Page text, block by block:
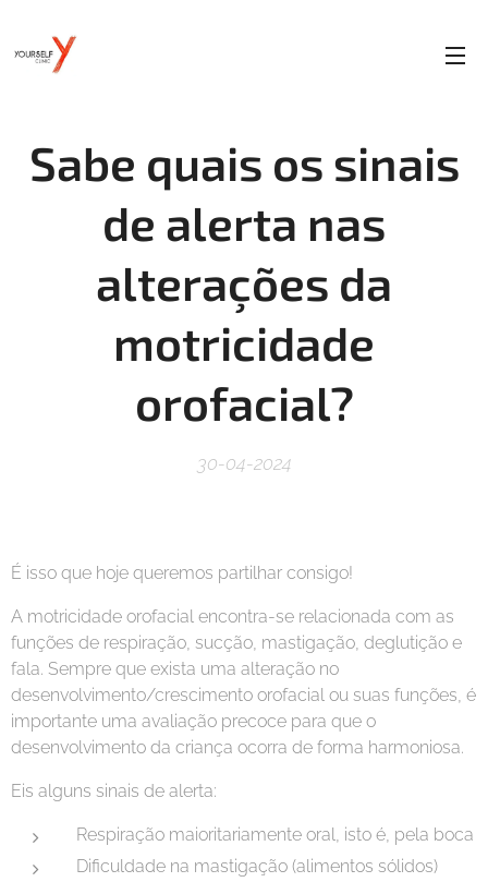
Sabe quais os sinais
de alerta nas
alterações da
motricidade
orofacial?
30-04-2024
É isso que hoje queremos partilhar consigo!
A motricidade orofacial encontra-se relacionada com as
funções de respiração, sucção, mastigação, deglutição e
fala. Sempre que exista uma alteração no
desenvolvimento/crescimento orofacial ou suas funções, é
importante uma avaliação precoce para que o
desenvolvimento da criança ocorra de forma harmoniosa.
Eis alguns sinais de alerta:
Respiração maioritariamente oral, isto é, pela boca
Dificuldade na mastigação (alimentos sólidos)